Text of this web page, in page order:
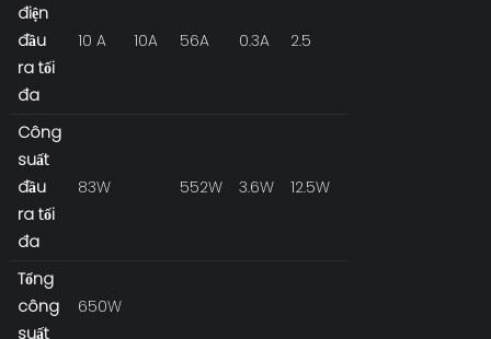
điện
đầu
ra tối
đa
10 A 10A 56A 0.3A 2.5
Công
suất
đầu
ra tối
đa
83W 552W 3.6W 12.5W
Tổng
công
suất
650W